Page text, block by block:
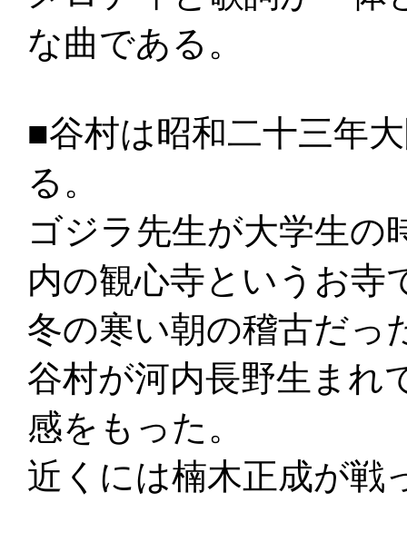
な曲である。
■谷村は昭和二十三年
る。
ゴジラ先生が大学生の
内の観心寺というお寺
冬の寒い朝の稽古だっ
谷村が河内長野生まれ
感をもった。
近くには楠木正成が戦